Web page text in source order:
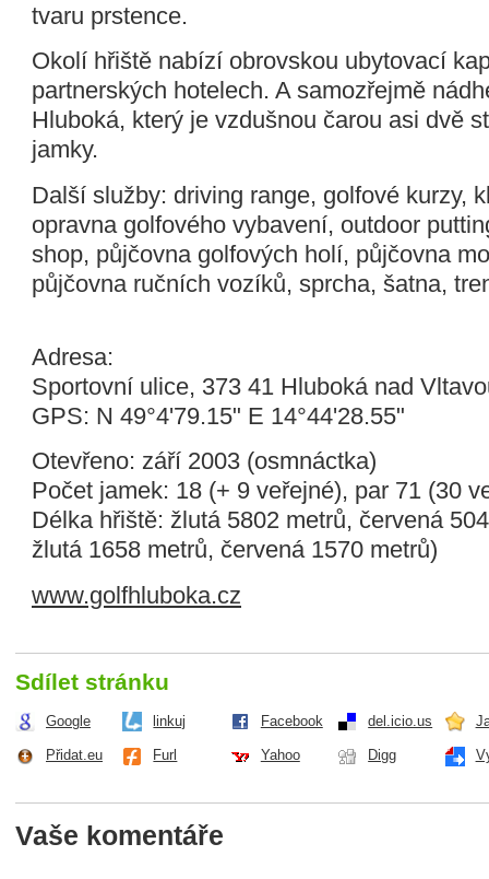
tvaru prstence.
Okolí hřiště nabízí obrovskou ubytovací
partnerských hotelech. A samozřejmě
Hluboká, který je vzdušnou čarou asi dvě
jamky.
Další služby: driving range, golfové kurzy,
opravna golfového vybavení, outdoor
shop, půjčovna golfových holí, půjčovna
půjčovna ručních vozíků, sprcha, šatna,
Adresa:
Sportovní ulice, 373 41 Hluboká nad
GPS: N 49°4'79.15" E 14°44'28.55"
Otevřeno: září 2003 (osmnáctka)
Počet jamek: 18 (+ 9 veřejné), par 71 (30
Délka hřiště: žlutá 5802 metrů, červená
žlutá 1658 metrů, červená 1570 metrů)
www.golfhluboka.cz
Sdílet stránku
Google linkuj Facebook del.icio.us
Přidat.eu Furl Yahoo Digg
Vaše komentáře